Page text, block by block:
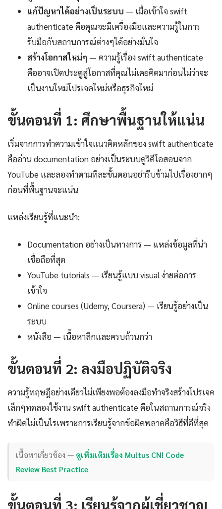
แก้ปัญหาได้อย่างเป็นระบบ — เมื่อเข้าใจ swift
authenticate คือคุณจะมีเครื่องมือและความรู้ในการ
รับมือกับสถานการณ์ต่างๆได้อย่างมั่นใจ
สร้างโอกาสใหม่ๆ — ความรู้เรื่อง swift authenticate
คืออาจเปิดประตูสู่โอกาสที่คุณไม่เคยคิดมาก่อนไม่ว่าจะ
เป็นงานใหม่โปรเจคใหม่หรือธุรกิจใหม่
ขั้นตอนที่ 1: ศึกษาพื้นฐานให้แน่น
เริ่มจากการทำความเข้าใจแนวคิดหลักของ swift authenticate
คืออ่าน documentation อย่างเป็นระบบดูวิดีโอสอนจาก
YouTube และลองทำตามทีละขั้นตอนอย่ารีบข้ามไปเรื่องยากๆ
ก่อนที่พื้นฐานจะแน่น
แหล่งเรียนรู้ที่แนะนำ:
Documentation อย่างเป็นทางการ — แหล่งข้อมูลที่น่า
เชื่อถือที่สุด
YouTube tutorials — เรียนรู้แบบ visual ง่ายต่อการ
เข้าใจ
Online courses (Udemy, Coursera) — เรียนรู้อย่างเป็น
ระบบ
หนังสือ — เนื้อหาลึกและครบถ้วนกว่า
ขั้นตอนที่ 2: ลงมือปฏิบัติจริง
ความรู้ทฤษฎีอย่างเดียวไม่เพียงพอต้องลงมือทำจริงสร้างโปรเจค
เล็กๆทดลองใช้งาน swift authenticate คือในสถานการณ์จริง
ทำผิดไม่เป็นไรเพราะการเรียนรู้จากข้อผิดพลาดคือวิธีที่ดีที่สุด
เนื้อหาเกี่ยวข้อง — ดูเพิ่มเติมเรื่อง Multus CNI Code
Review Best Practice
ขั้นตอนที่ 3: เรียนรู้จากผู้เชี่ยวชาญ